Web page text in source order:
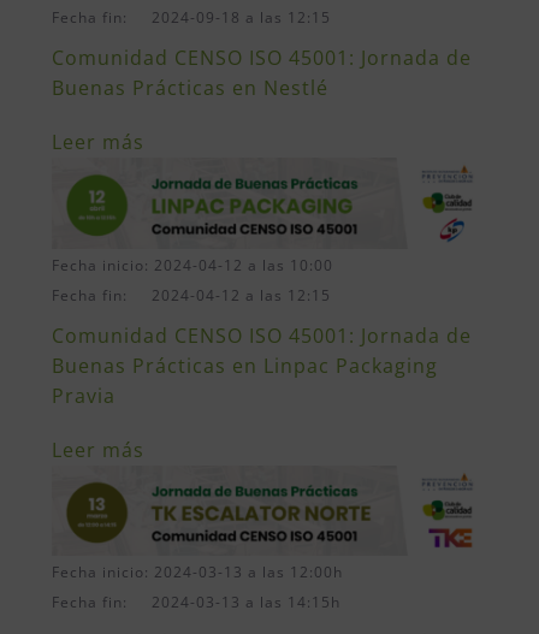
Fecha fin: 2024-09-18 a las 12:15
Comunidad CENSO ISO 45001: Jornada de
Buenas Prácticas en Nestlé
Leer más
Fecha inicio: 2024-04-12 a las 10:00
Fecha fin: 2024-04-12 a las 12:15
Comunidad CENSO ISO 45001: Jornada de
Buenas Prácticas en Linpac Packaging
Pravia
Leer más
Fecha inicio: 2024-03-13 a las 12:00h
Fecha fin: 2024-03-13 a las 14:15h